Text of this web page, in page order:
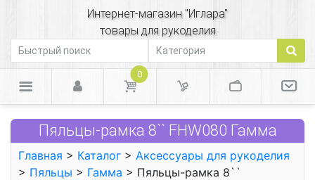
Интернет-магазин "Иглара"
товары для рукоделия
0
Пяльцы-рамка 8`` FHW080 Гамма
Главная > Каталог > Аксессуары для рукоделия
> Пяльцы > Гамма > Пяльцы-рамка 8``